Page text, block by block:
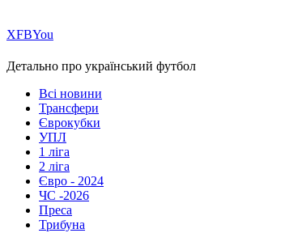
ХFBYou
Детально про український футбол
Всі новини
Трансфери
Єврокубки
УПЛ
1 ліга
2 ліга
Євро - 2024
ЧС -2026
Преса
Трибуна